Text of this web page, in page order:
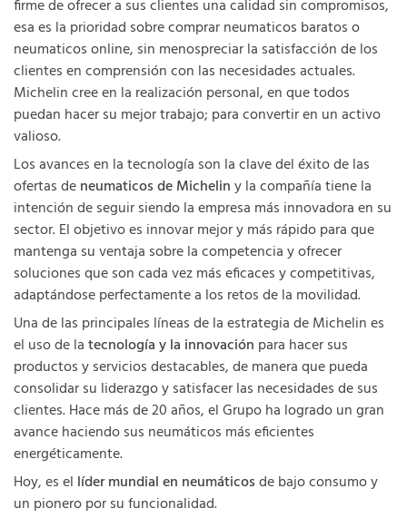
firme de ofrecer a sus clientes una calidad sin compromisos,
esa es la prioridad sobre comprar neumaticos baratos o
neumaticos online, sin menospreciar la satisfacción de los
clientes en comprensión con las necesidades actuales.
Michelin cree en la realización personal, en que todos
puedan hacer su mejor trabajo; para convertir en un activo
valioso.
Los avances en la tecnología son la clave del éxito de las
ofertas deneumaticos de Micheliny la compañía tiene la
intención de seguir siendo la empresa más innovadora en su
sector. El objetivo es innovar mejor y más rápido para que
mantenga su ventaja sobre la competencia y ofrecer
soluciones que son cada vez más eficaces y competitivas,
adaptándose perfectamente a los retos de la movilidad.
Una de las principales líneas de la estrategia de Michelin es
el uso de latecnología y la innovación para hacer sus
productos y servicios destacables, de manera que pueda
consolidar su liderazgo y satisfacer las necesidades de sus
clientes. Hace más de 20 años, el Grupo ha logrado un gran
avance haciendo sus neumáticos más eficientes
energéticamente.
Hoy, es el líder mundial en neumáticosde bajo consumo y
un pionero por su funcionalidad.